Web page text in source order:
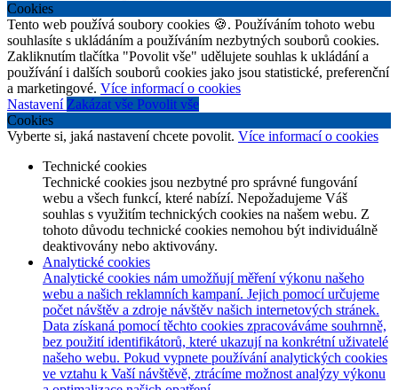
Cookies
Tento web používá soubory cookies 🍪. Používáním tohoto webu
souhlasíte s ukládáním a používáním nezbytných souborů cookies.
Zakliknutím tlačítka "Povolit vše" udělujete souhlas k ukládání a
používání i dalších souborů cookies jako jsou statistické, preferenční
a marketingové. Více informací o cookies
Nastavení Zakázat vše Povolit vše
Cookies
Vyberte si, jaká nastavení chcete povolit. Více informací o cookies
Technické cookies
Technické cookies jsou nezbytné pro správné fungování
webu a všech funkcí, které nabízí. Nepožadujeme Váš
souhlas s využitím technických cookies na našem webu. Z
tohoto důvodu technické cookies nemohou být individuálně
deaktivovány nebo aktivovány.
Analytické cookies
Analytické cookies nám umožňují měření výkonu našeho
webu a našich reklamních kampaní. Jejich pomocí určujeme
počet návštěv a zdroje návštěv našich internetových stránek.
Data získaná pomocí těchto cookies zpracováváme souhrnně,
bez použití identifikátorů, které ukazují na konkrétní uživatelé
našeho webu. Pokud vypnete používání analytických cookies
ve vztahu k Vaší návštěvě, ztrácíme možnost analýzy výkonu